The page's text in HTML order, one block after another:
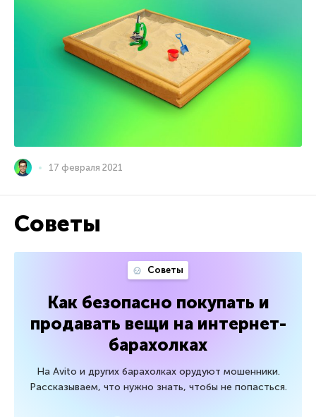
17 февраля 2021
Советы
Советы
Как безопасно покупать и
продавать вещи на интернет-
барахолках
На Avito и других барахолках орудуют мошенники.
Рассказываем, что нужно знать, чтобы не попасться.